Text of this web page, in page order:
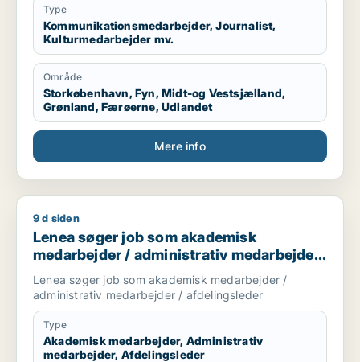
Type
Kommunikationsmedarbejder, Journalist,
Kulturmedarbejder mv.
Område
Storkøbenhavn, Fyn, Midt-og Vestsjælland,
Grønland, Færøerne, Udlandet
Mere info
Lenea søger job som akademisk medarbejder /
9 d siden
Lenea søger job som akademisk
medarbejder / administrativ medarbejder
/ afdelingsleder
Lenea søger job som akademisk medarbejder /
administrativ medarbejder / afdelingsleder
Type
Akademisk medarbejder, Administrativ
medarbejder, Afdelingsleder